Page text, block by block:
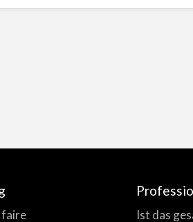
faire
Ist das